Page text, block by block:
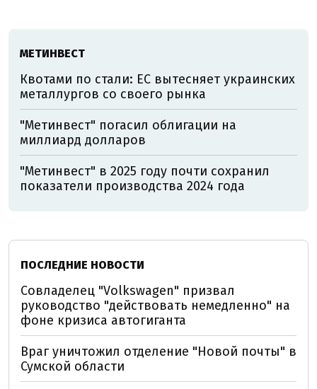
МЕТИНВЕСТ
Квотами по стали: ЕС вытесняет украинских
металлургов со своего рынка
"Метинвест" погасил облигации на
миллиард долларов
"Метинвест" в 2025 году почти сохранил
показатели производства 2024 года
ПОСЛЕДНИЕ НОВОСТИ
Совладелец "Volkswagen" призвал
руководство "действовать немедленно" на
фоне кризиса автогиганта
Враг уничтожил отделение "Новой почты" в
Сумской области